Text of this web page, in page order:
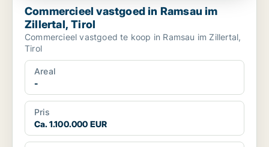
Commercieel vastgoed in Ramsau im
Zillertal, Tirol
Commercieel vastgoed te koop in Ramsau im Zillertal,
Tirol
Areal
-
Pris
Ca. 1.100.000 EUR